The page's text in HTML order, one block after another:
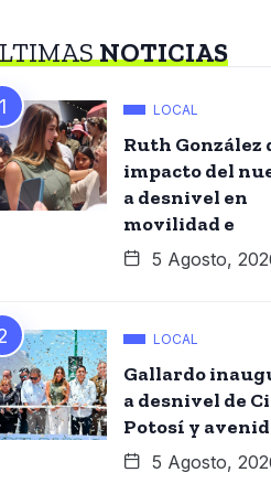
NOTICIAS
LOCAL
Ruth González
impacto del
a desnivel en
movilidad e
5 Agosto,
LOCAL
Gallardo
a desnivel de
Potosí y
5 Agosto,